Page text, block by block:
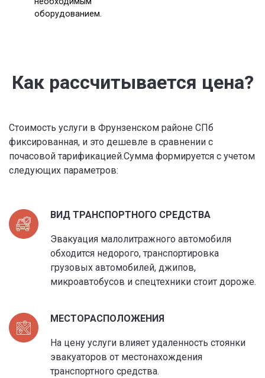
оборудованием.
Как рассчитывается цена?
Стоимость услуги в Фрунзенском районе СПб
фиксированная, и это дешевле в сравнении с
почасовой тарификацией.Сумма формируется с учетом
следующих параметров:
ВИД ТРАНСПОРТНОГО СРЕДСТВА
Эвакуация малолитражного автомобиля
обходится недорого, транспортировка
грузовых автомобилей, джипов,
микроавтобусов и спецтехники стоит дороже.
МЕСТОРАСПОЛОЖЕНИЯ
На цену услуги влияет удаленность стоянки
эвакуаторов от местонахождения
транспортного средства.